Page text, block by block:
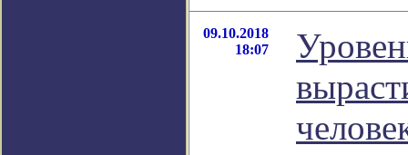
09.10.2018
18:07